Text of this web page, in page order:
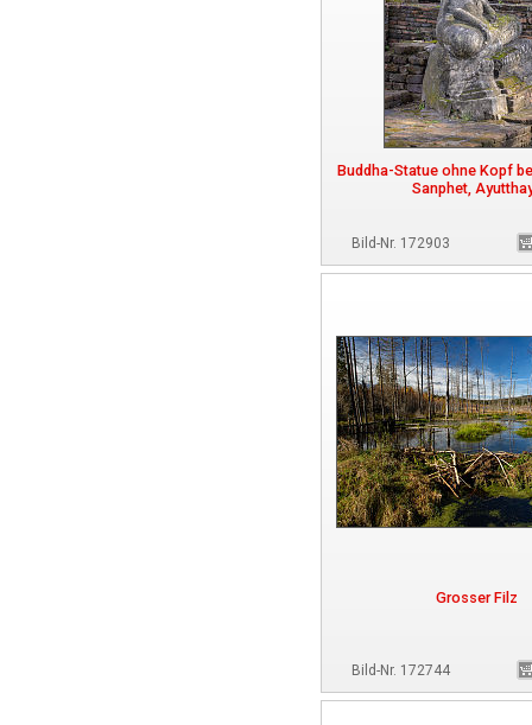
Buddha-Statue ohne Kopf
Sanphet,
Bild-Nr. 172903
Grosser Filz
Bild-Nr. 172744